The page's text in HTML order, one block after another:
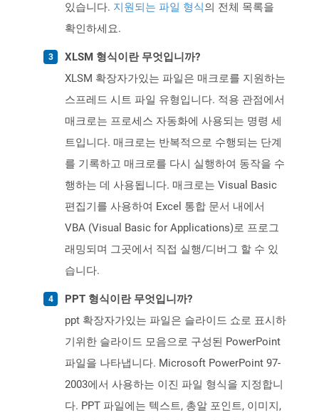
있습니다. 지원되는 파일 형식의 전체 목록을
확인하세요.
XLSM 형식이란 무엇입니까?
XLSM 확장자가있는 파일은 매크로를 지원하는
스프레드 시트 파일 유형입니다. 적용 관점에서
매크로는 프로세스 자동화에 사용되는 명령 세
트입니다. 매크로는 반복적으로 수행되는 단계
를 기록하고 매크로를 다시 실행하여 동작을 수
행하는 데 사용됩니다. 매크로는 Visual Basic
편집기를 사용하여 Excel 통합 문서 내에서
VBA (Visual Basic for Applications)로 프로그
래밍되며 그곳에서 직접 실행/디버그 할 수 있
습니다.
PPT 형식이란 무엇입니까?
ppt 확장자가있는 파일은 슬라이드 쇼로 표시하
기위한 슬라이드 모음으로 구성된 PowerPoint
파일을 나타냅니다. Microsoft PowerPoint 97-
2003에서 사용하는 이진 파일 형식을 지정합니
다. PPT 파일에는 텍스트, 총알 포인트, 이미지,